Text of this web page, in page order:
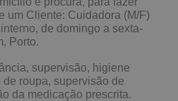
um Cliente: Cuidadora (M/F)
de domingo a sexta-
Porto.
supervisão, higiene
roupa, supervisão de
da medicação prescrita.